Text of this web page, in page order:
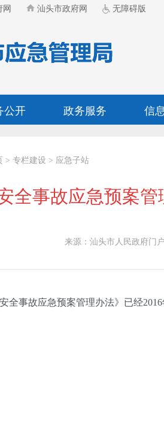
网 汕头市政府网 无障碍版
公开 政务服务 信
> 专栏建设 > 应急子站
全事故应急预案
来源：汕头市人民政府门
全事故应急预案管理办法》已经2016